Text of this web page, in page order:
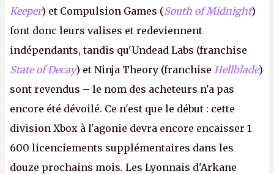
Keeper) et Compulsion Games (South of Midnight)
font donc leurs valises et redeviennent
indépendants, tandis qu'Undead Labs (franchise
State of Decay) et Ninja Theory (franchise Hellblade)
sont revendus – le nom des acheteurs n'a pas
encore été dévoilé. Ce n'est que le début : cette
division Xbox à l'agonie devra encore encaisser 1
600 licenciements supplémentaires dans les
douze prochains mois. Les Lyonnais d'Arkane